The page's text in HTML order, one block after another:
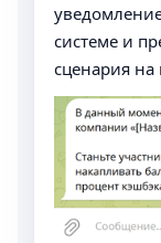
системе и
сценария